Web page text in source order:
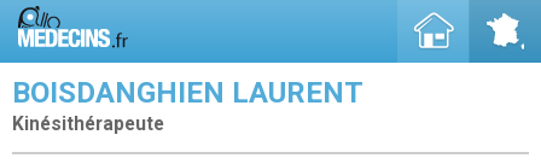
BOISDANGHIEN LAURENT
Kinésithérapeute